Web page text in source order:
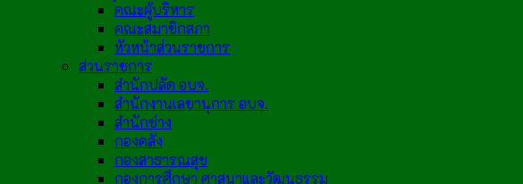
คณะผู้บริหาร
คณะสมาชิกสภา
หัวหน้าส่วนราชการ
ส่วนราชการ
สำนักปลัด อบจ.
สำนักงานเลขานุการ อบจ.
สำนักช่าง
กองคลัง
กองสาธารณสุข
กองการศึกษา ศาสนาและวัฒนธรรม